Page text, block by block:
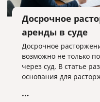
Досрочное
аренды в суде
Досрочное
возможно не только
через суд. В статье
основания для
нужно проверять
...